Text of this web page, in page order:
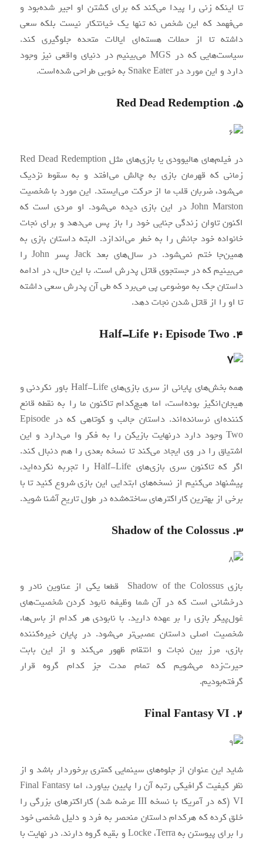
تا اینکه زنی را پیدا می‌کند که برای کشتن او اجیر شده‌بود و
می‌فهمد که این شخص نه تنها یک خیانتکار نیست بلکه سعی
داشته تا از حملات هسته‌ای ایالات متحده جلوگیری کند.
سیاست‌هایی که در MGS می‌بینیم در دنیای واقعی نیز وجود
دارد و این مورد در Snake Eater به خوبی طراحی شده‌است.
۵. Red Dead Redemption
در فیلم‌های هالیوودی یا بازی‌های مثل Red Dead Redemption
زمانی که قهرمان بازی به چالش می‌افتد و به سقوط نزدیک
می‌شود، ضربان قلب ما از حرکت می‌ایستد. این مورد با شخصیت
John Marston در این بازی دیده ‌می‌شود. او مردی است که
اکنون تاوان زندگی جنایی خود را باز پس می‌دهد و برای نجات
خانواده خود جانش را به خطر می‌اندازد. البته داستان بازی به
همین‌جا ختم نمی‌شود. در سال‌های بعد Jack پسر John را
می‌بینیم که در جستجوی قاتل پدرش است. با این حال، در ادامه
داستان جک به موضوعی پی می‌برد که طی آن پدرش سعی داشته
تا او را از قاتل شدن نجات دهد.
۴. Half-Life 2: Episode Two
همه بخش‌های پایانی از سری بازی‌های Half-Life باور نکردنی و
هیجان‌انگیز بوده‌است، اما هیچ‌کدام تاکنون ما را به نقطه قانع
کننده‌ای نرسانده‌اند. داستان جالب و کوتاهی که در Episode
Two وجود دارد درنهایت بازیکن را به فکر وا می‌دارد و این
اشتیاق را در وی ایجاد می‌کند تا نسخه بعدی را هم دنبال کند.
اگر که تاکنون سری بازی‌های Half-Life را تجربه نکرده‌اید،
پیشنهاد می‌کنیم از نسخه‌های ابتدایی این بازی شروع کنید تا با
برخی از بهترین کاراکترهای ساخته‌شده در طول تاریخ آشنا شوید.
۳. Shadow of the Colossus
بازی Shadow of the Colossus قطعا یکی از عناوین نادر و
درخشانی است که در آن شما وظیفه نابود کردن شخصیت‌های
غول‌پیکر بازی را بر عهده دارید. با نابودی هر کدام از باس‌ها،
شخصیت اصلی داستان عصبی‌تر می‌شود. در پایان خیره‌کننده
بازی، مرز بین نجات و انتقام ظهور می‌کند و از این بابت
حیرت‌زده می‌شویم که تمام مدت جز کدام گروه قرار
گرفته‌بودیم.
۲. Final Fantasy VI
شاید این عنوان از جلوه‌های سینمایی کمتری برخوردار باشد و از
نظر کیفیت گرافیکی رتبه آن را پایین بیاورد، اما Final Fantasy
VI (که در آمریکا با نسخه III عرضه شد) کاراکترهای بزرگی را
خلق کرده که هرکدام داستان منحصر به فرد و دلیل شخصی خود
را برای پیوستن به Locke ،Terra و بقیه گروه دارند. در نهایت با